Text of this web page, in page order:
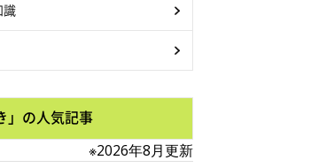
識
」の人気記事
※2026年8月更新